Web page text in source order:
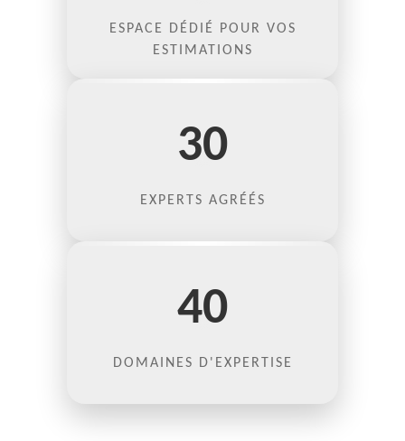
ESPACE DÉDIÉ POUR VOS
ESTIMATIONS
30
EXPERTS AGRÉÉS
40
DOMAINES D'EXPERTISE